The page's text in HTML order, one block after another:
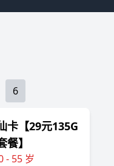
6
卡【29元135G
餐】
- 55 岁